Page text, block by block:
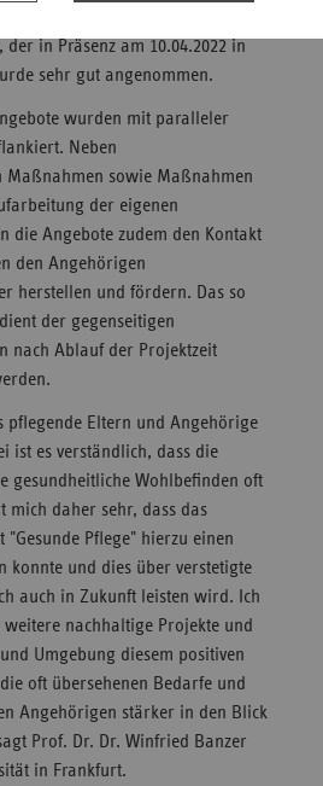
der in Präsenz am 10.04.2022 in
sehr gut angenommen.
wurden mit paralleler
Neben
Maßnahmen sowie Maßnahmen
der eigenen
die Angebote zudem den Kontakt
den Angehörigen
herstellen und fördern. Das so
der gegenseitigen
nach Ablauf der Projektzeit
pflegende Eltern und Angehörige
ist es verständlich, dass die
gesundheitliche Wohlbefinden oft
mich daher sehr, dass das
Pflege" hierzu einen
konnte und dies über verstetigte
auch in Zukunft leisten wird. Ich
nachhaltige Projekte und
Umgebung diesem positiven
oft übersehenen Bedarfe und
Angehörigen stärker in den Blick
Prof. Dr. Dr. Winfried Banzer
in Frankfurt.